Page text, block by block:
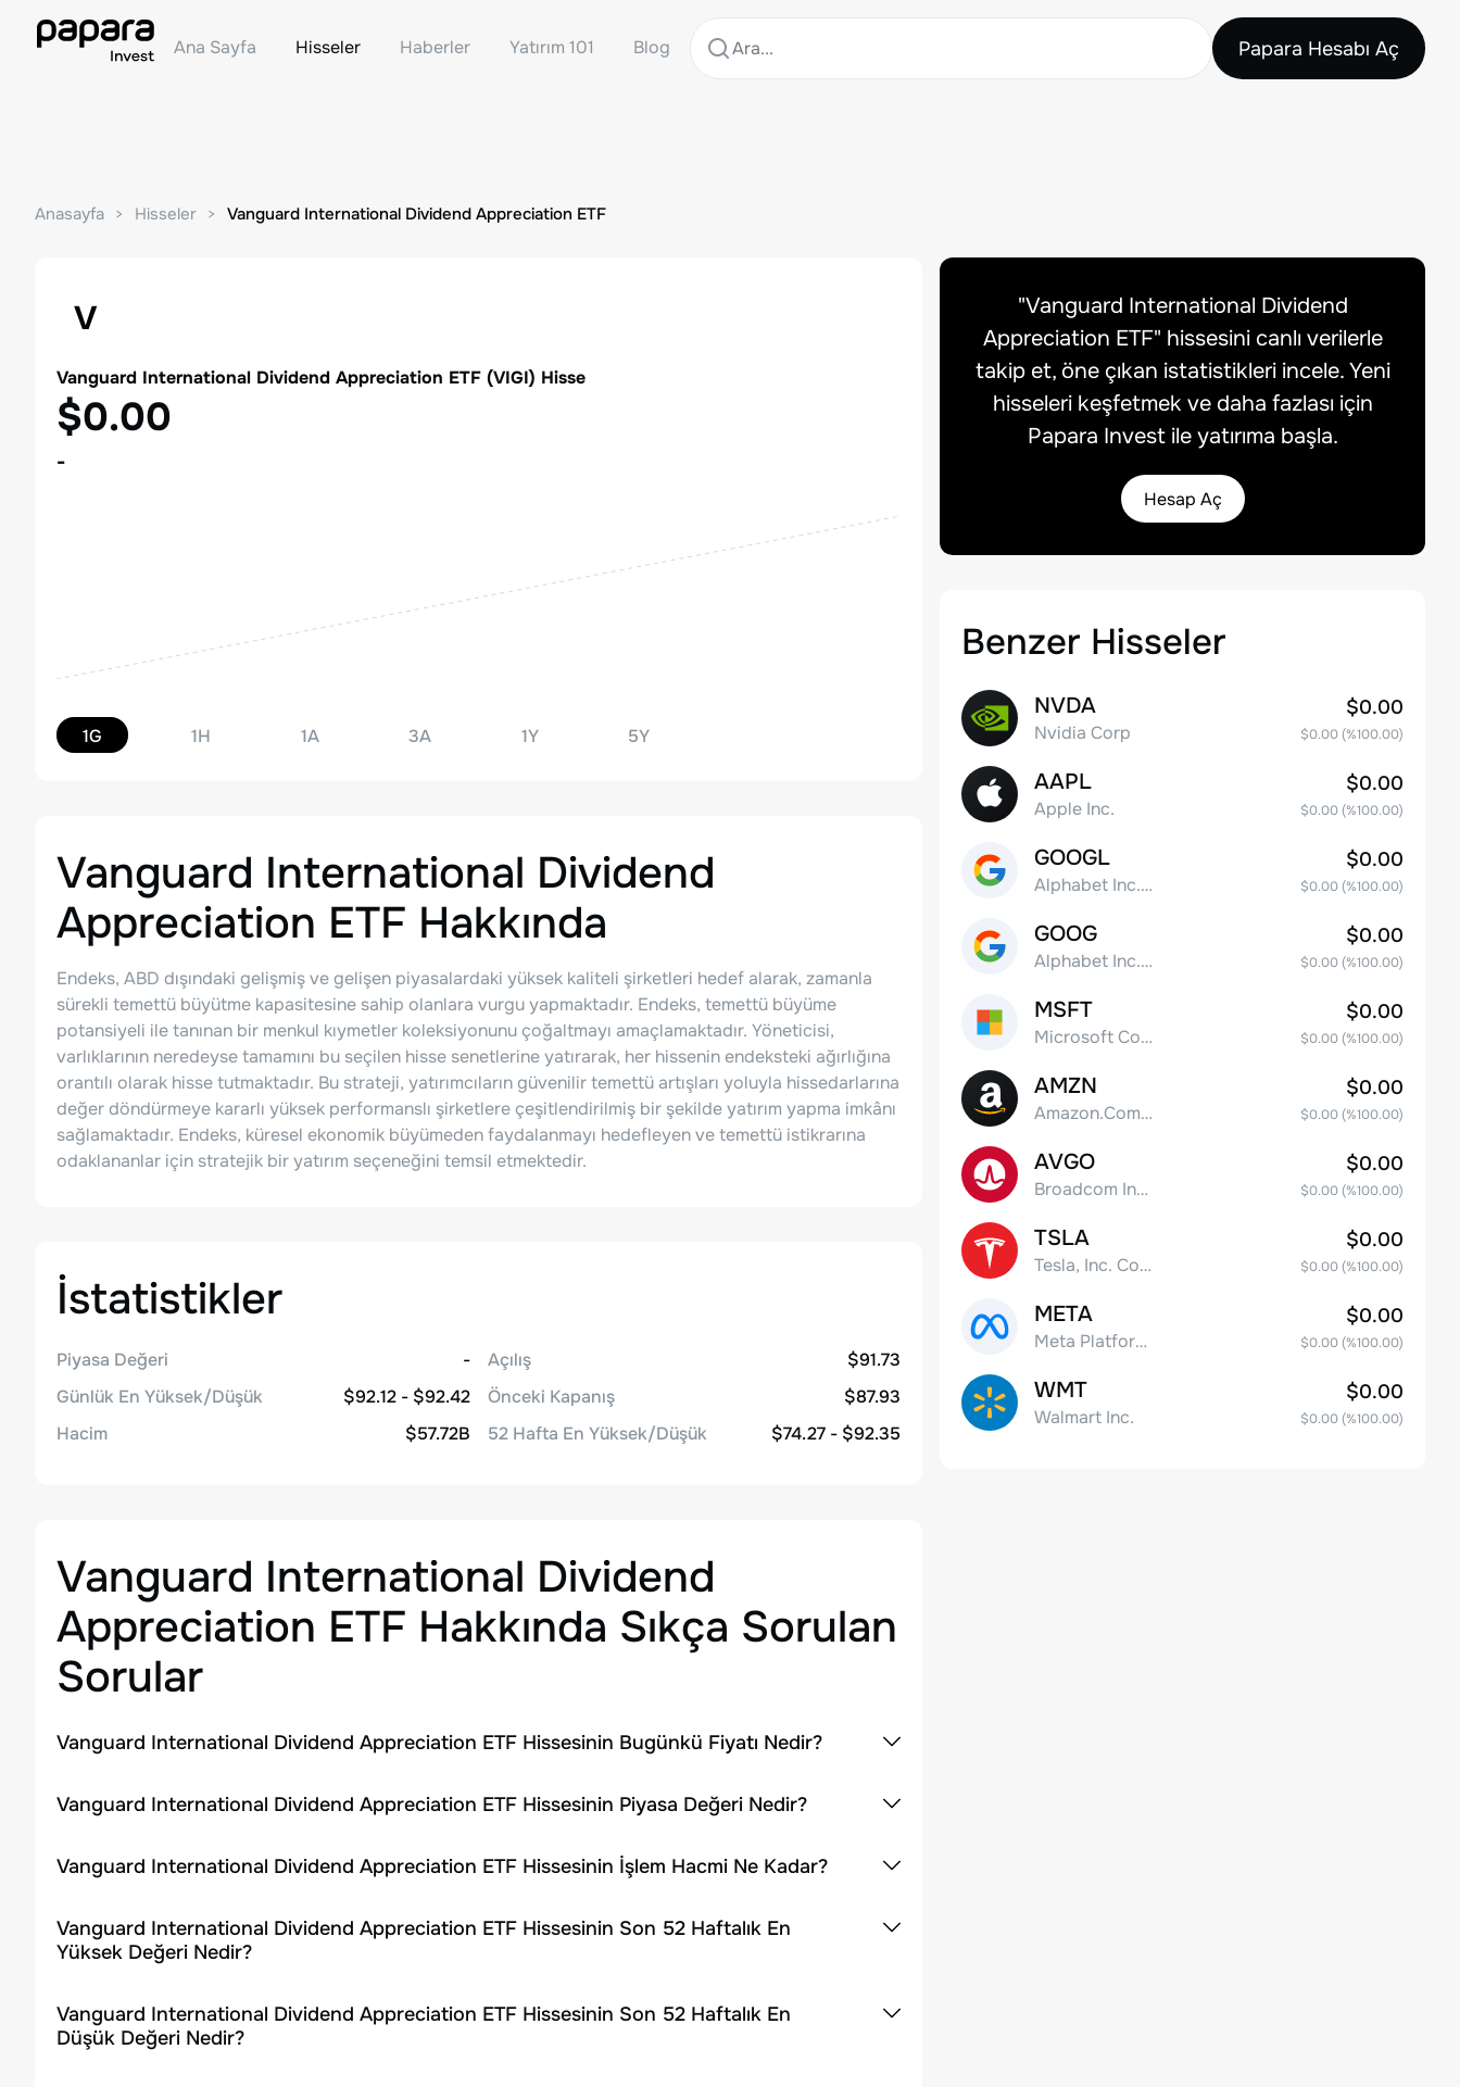
Ana Sayfa Hisseler Haberler Yatırım 101 Blog Papara Hesabı Aç
Anasayfa Hisseler Vanguard International Dividend Appreciation ETF
V
Vanguard International Dividend Appreciation ETF (VIGI) Hisse
$0.00
-
1G 1H 1A 3A 1Y 5Y
Vanguard International Dividend
Appreciation ETF Hakkında
Endeks, ABD dışındaki gelişmiş ve gelişen piyasalardaki yüksek kaliteli şirketleri hedef alarak, zamanla
sürekli temettü büyütme kapasitesine sahip olanlara vurgu yapmaktadır. Endeks, temettü büyüme
potansiyeli ile tanınan bir menkul kıymetler koleksiyonunu çoğaltmayı amaçlamaktadır. Yöneticisi,
varlıklarının neredeyse tamamını bu seçilen hisse senetlerine yatırarak, her hissenin endeksteki ağırlığına
orantılı olarak hisse tutmaktadır. Bu strateji, yatırımcıların güvenilir temettü artışları yoluyla hissedarlarına
değer döndürmeye kararlı yüksek performanslı şirketlere çeşitlendirilmiş bir şekilde yatırım yapma imkânı
sağlamaktadır. Endeks, küresel ekonomik büyümeden faydalanmayı hedefleyen ve temettü istikrarına
odaklananlar için stratejik bir yatırım seçeneğini temsil etmektedir.
İstatistikler
Piyasa Değeri
-
Günlük En Yüksek/Düşük
$92.12 - $92.42
Hacim
$57.72B
Açılış
$91.73
Önceki Kapanış
$87.93
52 Hafta En Yüksek/Düşük
$74.27 - $92.35
Vanguard International Dividend
Appreciation ETF Hakkında Sıkça Sorulan
Sorular
Vanguard International Dividend Appreciation ETF Hissesinin Bugünkü Fiyatı Nedir?
Vanguard International Dividend Appreciation ETF Hissesinin Piyasa Değeri Nedir?
Vanguard International Dividend Appreciation ETF Hissesinin İşlem Hacmi Ne Kadar?
Vanguard International Dividend Appreciation ETF Hissesinin Son 52 Haftalık En
Yüksek Değeri Nedir?
Vanguard International Dividend Appreciation ETF Hissesinin Son 52 Haftalık En
Düşük Değeri Nedir?
"Vanguard International Dividend
Appreciation ETF" hissesini canlı verilerle
takip et, öne çıkan istatistikleri incele. Yeni
hisseleri keşfetmek ve daha fazlası için
Papara Invest ile yatırıma başla.
Hesap Aç
Benzer Hisseler
NVDA
Nvidia Corp
$0.00
$0.00(%100.00)
AAPL
Apple Inc.
$0.00
$0.00(%100.00)
GOOGL
Alphabet Inc. Class A Common Stock
$0.00
$0.00(%100.00)
GOOG
Alphabet Inc. Class C Capital Stock
$0.00
$0.00(%100.00)
MSFT
Microsoft Corp
$0.00
$0.00(%100.00)
AMZN
Amazon.Com Inc
$0.00
$0.00(%100.00)
AVGO
Broadcom Inc. Common Stock
$0.00
$0.00(%100.00)
TSLA
Tesla, Inc. Common Stock
$0.00
$0.00(%100.00)
META
Meta Platforms, Inc. Class A Common Stock
$0.00
$0.00(%100.00)
WMT
Walmart Inc.
$0.00
$0.00(%100.00)